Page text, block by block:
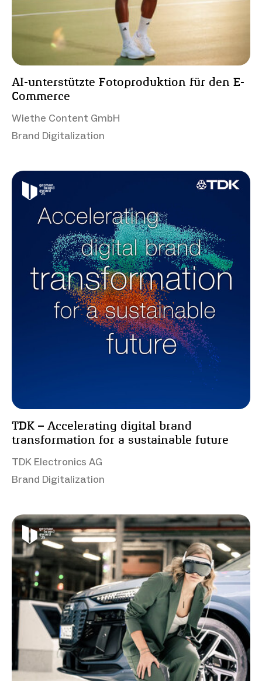
AI-unterstützte Fotoproduktion für den E-
Commerce
Wiethe Content GmbH
Brand Digitalization
TDK – Accelerating digital brand
transformation for a sustainable future
TDK Electronics AG
Brand Digitalization